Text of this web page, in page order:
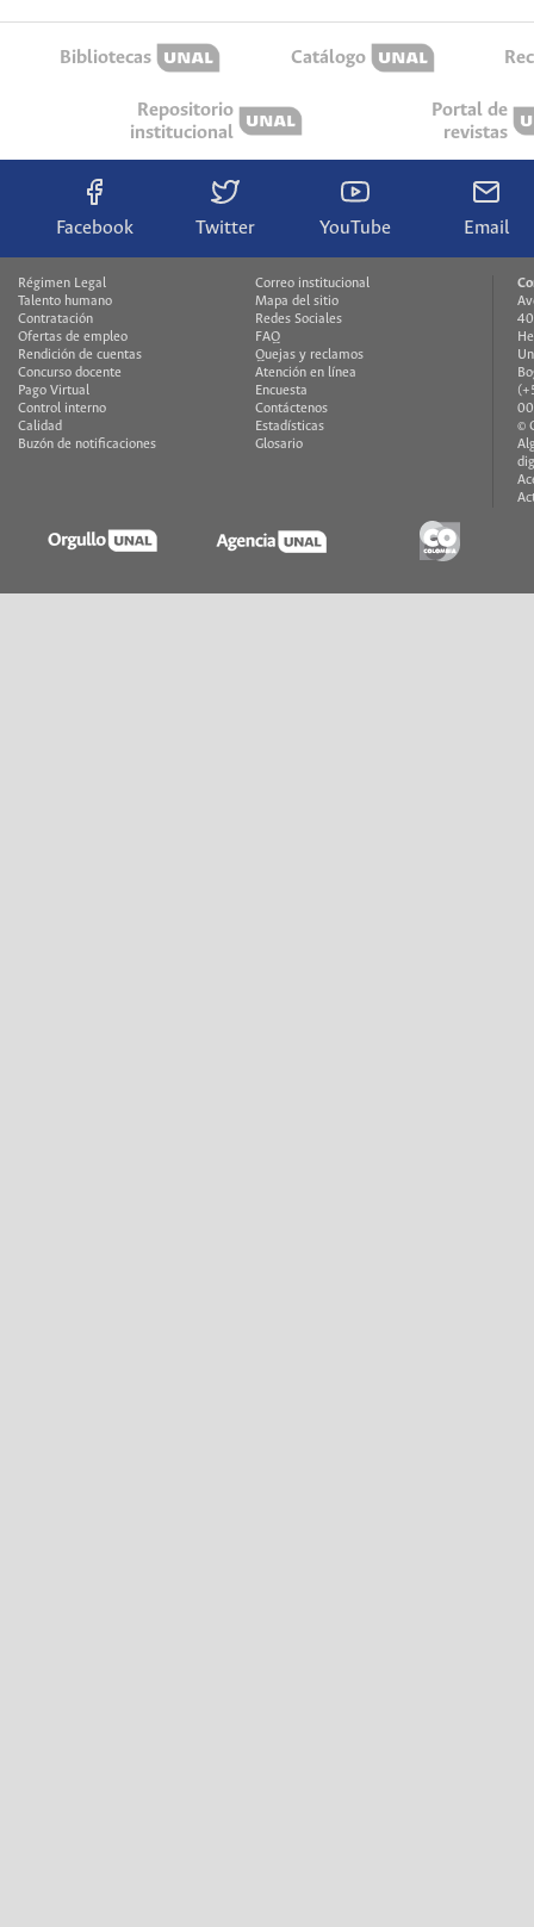
Bibliotecas Catálogo
Repositorio
institucional
Portal de
revistas
Facebook Twitter YouTube Email
Régimen Legal
Talento humano
Contratación
Ofertas de empleo
Rendición de cuentas
Concurso docente
Pago Virtual
Control interno
Calidad
Buzón de notificaciones
Correo institucional
Mapa del sitio
Redes Sociales
FAQ
Quejas y reclamos
Atención en línea
Encuesta
Contáctenos
Estadísticas
Glosario
©